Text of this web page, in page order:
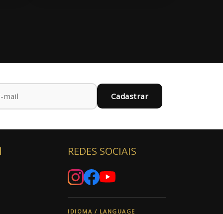
Cadastrar
REDES SOCIAIS
IDIOMA / LANGUAGE